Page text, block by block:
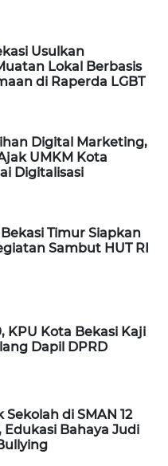
Usulkan
Lokal Berbasis
di Raperda LGBT
Digital Marketing,
UMKM Kota
Digitalisasi
Timur Siapkan
Sambut HUT RI
KPU Kota Bekasi Kaji
Dapil DPRD
Sekolah di SMAN 12
Edukasi Bahaya Judi